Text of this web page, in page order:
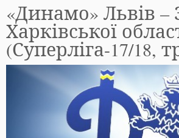
«Динамо» Львів –
Харківської
(Суперліга-17/18,